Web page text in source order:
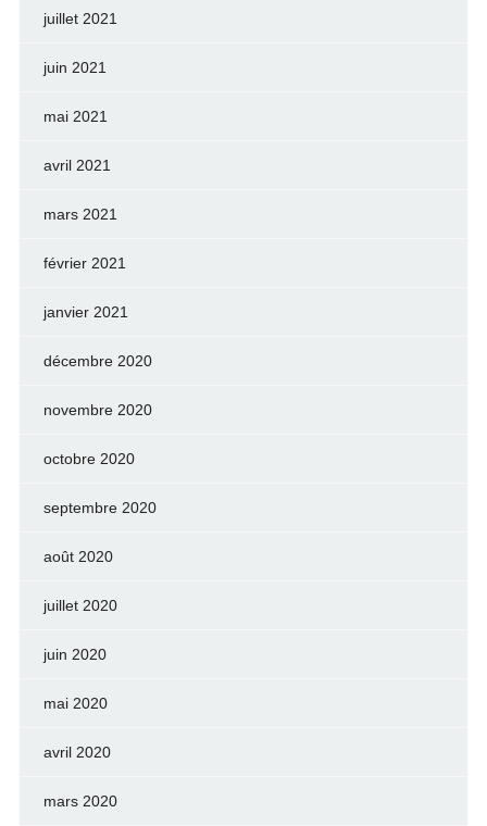
juillet 2021
juin 2021
mai 2021
avril 2021
mars 2021
février 2021
janvier 2021
décembre 2020
novembre 2020
octobre 2020
septembre 2020
août 2020
juillet 2020
juin 2020
mai 2020
avril 2020
mars 2020